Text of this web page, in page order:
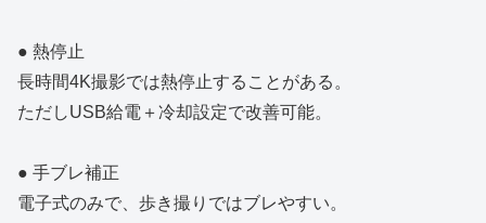
● 熱停止
長時間4K撮影では熱停止することがある。
ただしUSB給電＋冷却設定で改善可能。
● 手ブレ補正
電子式のみで、歩き撮りではブレやすい。